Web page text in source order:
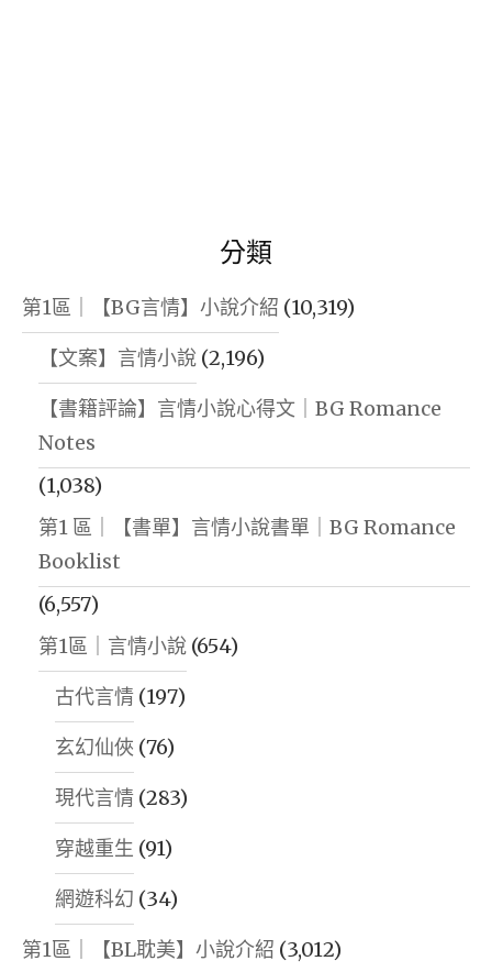
分類
第1區｜【BG言情】小說介紹 (10,319)
【文案】言情小說 (2,196)
【書籍評論】言情小說心得文｜BG Romance
Notes
(1,038)
第1 區｜【書單】言情小說書單｜BG Romance
Booklist
(6,557)
第1區｜言情小說 (654)
古代言情 (197)
玄幻仙俠 (76)
現代言情 (283)
穿越重生 (91)
網遊科幻 (34)
第1區｜【BL耽美】小說介紹 (3,012)